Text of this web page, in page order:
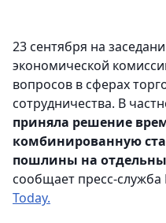
23 сентября на
экономической
вопросов в сферах
сотрудничества. В
приняла решение
комбинированную
пошлины на
сообщает пресс-служба
Today.